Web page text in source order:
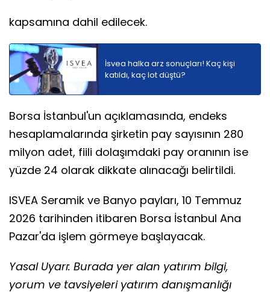
kapsamına dahil edilecek.
İsvea halka arz sonuçları! Kaç kişi
katıldı, kaç lot düştü?
Borsa İstanbul'un açıklamasında, endeks
hesaplamalarında şirketin pay sayısının 280
milyon adet, fiili dolaşımdaki pay oranının ise
yüzde 24 olarak dikkate alınacağı belirtildi.
ISVEA Seramik ve Banyo payları, 10 Temmuz
2026 tarihinden itibaren Borsa İstanbul Ana
Pazar'da işlem görmeye başlayacak.
Yasal Uyarı: Burada yer alan yatırım bilgi,
yorum ve tavsiyeleri yatırım danışmanlığı